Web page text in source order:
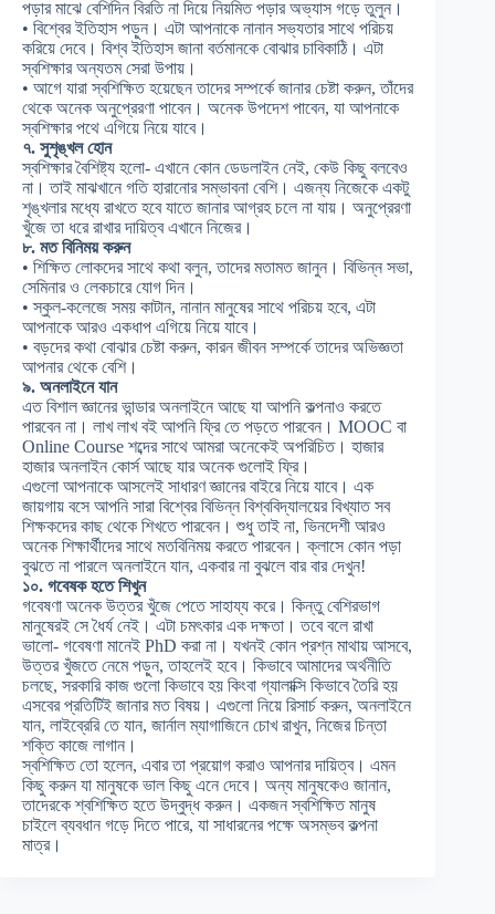
পড়ার মাঝে বেশিদিন বিরতি না দিয়ে নিয়মিত পড়ার অভ্যাস গড়ে তুলুন।
• বিশ্বের ইতিহাস পড়ুন। এটা আপনাকে নানান সভ্যতার সাথে পরিচয়
করিয়ে দেবে। বিশ্ব ইতিহাস জানা বর্তমানকে বোঝার চাবিকাঠি। এটা
স্বশিক্ষার অন্যতম সেরা উপায়।
• আগে যারা স্বশিক্ষিত হয়েছেন তাদের সম্পর্কে জানার চেষ্টা করুন, তাঁদের
থেকে অনেক অনুপ্রেরণা পাবেন। অনেক উপদেশ পাবেন, যা আপনাকে
স্বশিক্ষার পথে এগিয়ে নিয়ে যাবে।
৭. সুশৃঙ্খল হোন
স্বশিক্ষার বৈশিষ্ট্য হলো- এখানে কোন ডেডলাইন নেই, কেউ কিছু বলবেও
না। তাই মাঝখানে গতি হারানোর সম্ভাবনা বেশি। এজন্য নিজেকে একটু
শৃঙ্খলার মধ্যে রাখতে হবে যাতে জানার আগ্রহ চলে না যায়। অনুপ্রেরণা
খুঁজে তা ধরে রাখার দায়িত্ব এখানে নিজের।
৮. মত বিনিময় করুন
• শিক্ষিত লোকদের সাথে কথা বলুন, তাদের মতামত জানুন। বিভিন্ন সভা,
সেমিনার ও লেকচারে যোগ দিন।
• স্কুল-কলেজে সময় কাটান, নানান মানুষের সাথে পরিচয় হবে, এটা
আপনাকে আরও একধাপ এগিয়ে নিয়ে যাবে।
• বড়দের কথা বোঝার চেষ্টা করুন, কারন জীবন সম্পর্কে তাদের অভিজ্ঞতা
আপনার থেকে বেশি।
৯. অনলাইনে যান
এত বিশাল জ্ঞানের ভান্ডার অনলাইনে আছে যা আপনি কল্পনাও করতে
পারবেন না। লাখ লাখ বই আপনি ফ্রি তে পড়তে পারবেন। MOOC বা
Online Course শব্দের সাথে আমরা অনেকেই অপরিচিত। হাজার
হাজার অনলাইন কোর্স আছে যার অনেক গুলোই ফ্রি।
এগুলো আপনাকে আসলেই সাধারণ জ্ঞানের বাইরে নিয়ে যাবে। এক
জায়গায় বসে আপনি সারা বিশ্বের বিভিন্ন বিশ্ববিদ্যালয়ের বিখ্যাত সব
শিক্ষকদের কাছ থেকে শিখতে পারবেন। শুধু তাই না, ভিনদেশী আরও
অনেক শিক্ষার্থীদের সাথে মতবিনিময় করতে পারবেন। ক্লাসে কোন পড়া
বুঝতে না পারলে অনলাইনে যান, একবার না বুঝলে বার বার দেখুন!
১০. গবেষক হতে শিখুন
গবেষণা অনেক উত্তর খুঁজে পেতে সাহায্য করে। কিন্তু বেশিরভাগ
মানুষেরই সে ধৈর্য নেই। এটা চমৎকার এক দক্ষতা। তবে বলে রাখা
ভালো- গবেষণা মানেই PhD করা না। যখনই কোন প্রশ্ন মাথায় আসবে,
উত্তর খুঁজতে নেমে পড়ুন, তাহলেই হবে। কিভাবে আমাদের অর্থনীতি
চলছে, সরকারি কাজ গুলো কিভাবে হয় কিংবা গ্যালাক্সি কিভাবে তৈরি হয়
এসবের প্রতিটিই জানার মত বিষয়। এগুলো নিয়ে রিসার্চ করুন, অনলাইনে
যান, লাইব্রেরি তে যান, জার্নাল ম্যাগাজিনে চোখ রাখুন, নিজের চিন্তা
শক্তি কাজে লাগান।
স্বশিক্ষিত তো হলেন, এবার তা প্রয়োগ করাও আপনার দায়িত্ব। এমন
কিছু করুন যা মানুষকে ভাল কিছু এনে দেবে। অন্য মানুষকেও জানান,
তাদেরকে শ্বশিক্ষিত হতে উদ্বুদ্ধ করুন। একজন স্বশিক্ষিত মানুষ
চাইলে ব্যবধান গড়ে দিতে পারে, যা সাধারনের পক্ষে অসম্ভব কল্পনা
মাত্র।